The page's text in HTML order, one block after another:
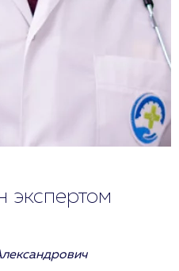
экспертом